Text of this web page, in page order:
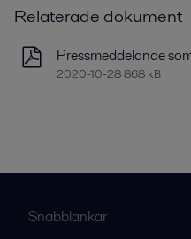
Relaterade dokument
Pressmeddelande
2020-10-28 868 kB
Snabblänkar